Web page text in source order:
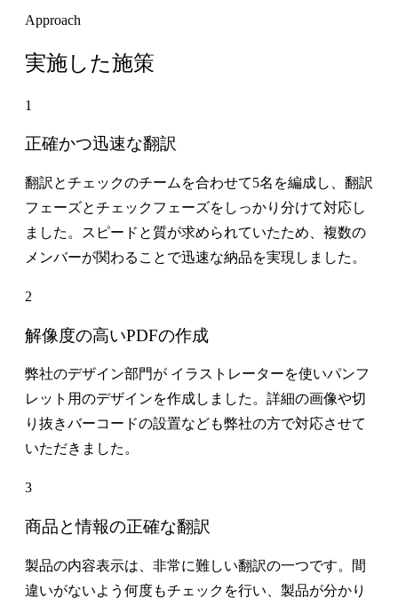
Approach
実施した施策
1
正確かつ迅速な翻訳
翻訳とチェックのチームを合わせて5名を編成し、翻訳
フェーズとチェックフェーズをしっかり分けて対応し
ました。スピードと質が求められていたため、複数の
メンバーが関わることで迅速な納品を実現しました。
2
解像度の高いPDFの作成
弊社のデザイン部門が イラストレーターを使いパンフ
レット用のデザインを作成しました。詳細の画像や切
り抜きバーコードの設置なども弊社の方で対応させて
いただきました。
3
商品と情報の正確な翻訳
製品の内容表示は、非常に難しい翻訳の一つです。間
違いがないよう何度もチェックを行い、製品が分かり